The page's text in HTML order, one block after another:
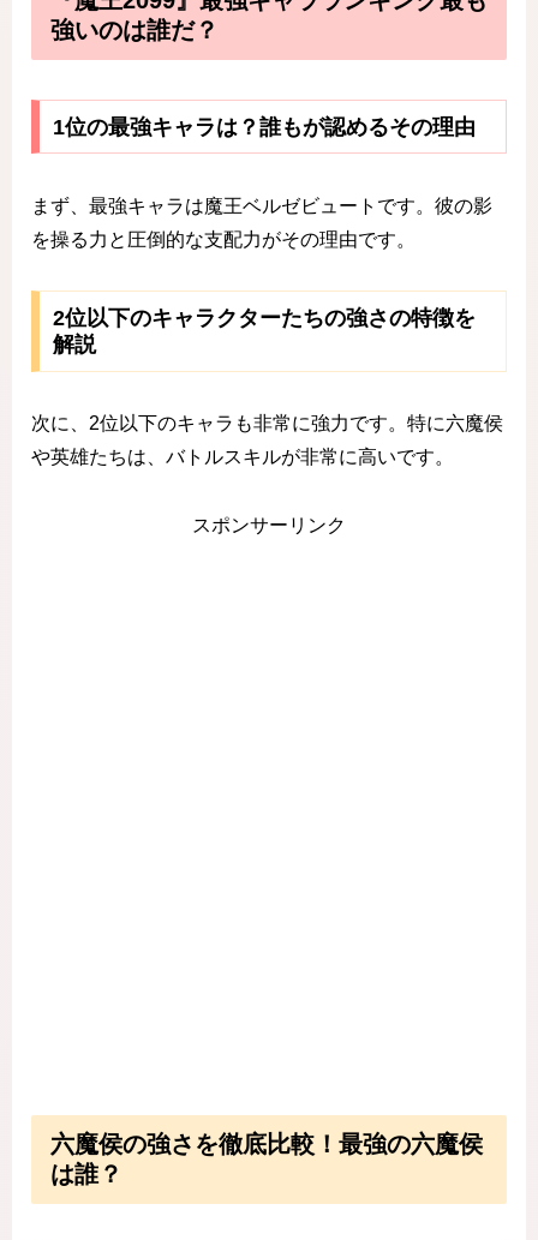
強いのは誰だ？
1位の最強キャラは？誰もが認めるその理由
まず、最強キャラは魔王ベルゼビュートです。彼の影
を操る力と圧倒的な支配力がその理由です。
2位以下のキャラクターたちの強さの特徴を
解説
次に、2位以下のキャラも非常に強力です。特に六魔侯
や英雄たちは、バトルスキルが非常に高いです。
スポンサーリンク
六魔侯の強さを徹底比較！最強の六魔侯
は誰？